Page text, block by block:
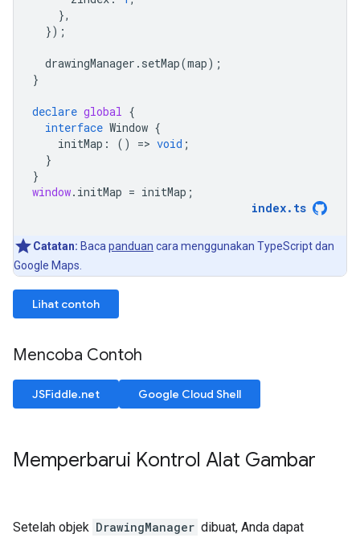
},
});
drawingManager . setMap(map);
}
declare global {
interface Window {
initMap : () => void ;
}
}
window. initMap = initMap ;
index. ts
Catatan: Baca panduan cara menggunakan TypeScript dan
Google Maps.
Lihat contoh
Mencoba Contoh
JSFiddle.net Google Cloud Shell
Memperbarui Kontrol Alat Gambar
Setelah objek DrawingManager dibuat, Anda dapat